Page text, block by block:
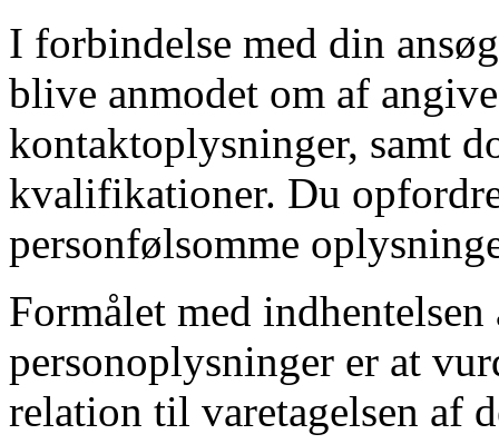
I forbindelse med din
blive anmodet om af
kontaktoplysninger, samt
kvalifikationer. Du
personfølsomme
Formålet med indhentelsen
personoplysninger er at
relation til varetagelsen af